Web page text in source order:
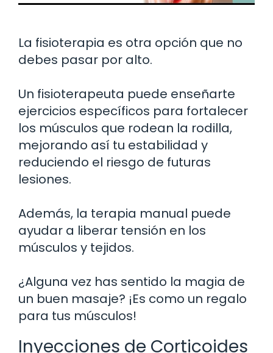
La fisioterapia es otra opción que no
debes pasar por alto.
Un fisioterapeuta puede enseñarte
ejercicios específicos para fortalecer
los músculos que rodean la rodilla,
mejorando así tu estabilidad y
reduciendo el riesgo de futuras
lesiones.
Además, la terapia manual puede
ayudar a liberar tensión en los
músculos y tejidos.
¿Alguna vez has sentido la magia de
un buen masaje? ¡Es como un regalo
para tus músculos!
Inyecciones de Corticoides